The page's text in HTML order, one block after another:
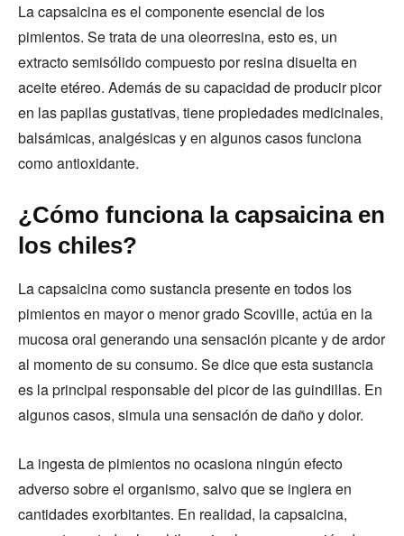
La capsaicina es el componente esencial de los
pimientos. Se trata de una oleorresina, esto es, un
extracto semisólido compuesto por resina disuelta en
aceite etéreo. Además de su capacidad de producir picor
en las papilas gustativas, tiene propiedades medicinales,
balsámicas, analgésicas y en algunos casos funciona
como antioxidante.
¿Cómo funciona la capsaicina en
los chiles?
La capsaicina como sustancia presente en todos los
pimientos en mayor o menor grado Scoville, actúa en la
mucosa oral generando una sensación picante y de ardor
al momento de su consumo. Se dice que esta sustancia
es la principal responsable del picor de las guindillas. En
algunos casos, simula una sensación de daño y dolor.
La ingesta de pimientos no ocasiona ningún efecto
adverso sobre el organismo, salvo que se ingiera en
cantidades exorbitantes. En realidad, la capsaicina,